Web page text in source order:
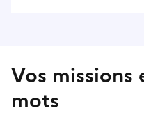
Vos missions
mots